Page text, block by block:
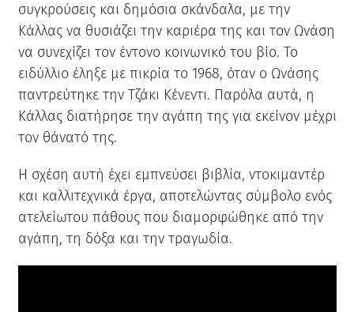
συγκρούσεις και δημόσια σκάνδαλα, με την
Κάλλας να θυσιάζει την καριέρα της και τον Ωνάση
να συνεχίζει τον έντονο κοινωνικό του βίο. Το
ειδύλλιο έληξε με πικρία το 1968, όταν ο Ωνάσης
παντρεύτηκε την Τζάκι Κένεντι. Παρόλα αυτά, η
Κάλλας διατήρησε την αγάπη της για εκείνον μέχρι
τον θάνατό της.
Η σχέση αυτή έχει εμπνεύσει βιβλία, ντοκιμαντέρ
και καλλιτεχνικά έργα, αποτελώντας σύμβολο ενός
ατελείωτου πάθους που διαμορφώθηκε από την
αγάπη, τη δόξα και την τραγωδία.